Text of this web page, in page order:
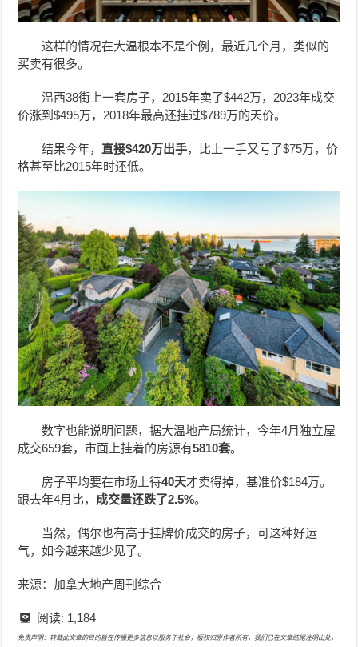
这样的情况在大温根本不是个例，最近几个月，类似的
买卖有很多。
温西38街上一套房子，2015年卖了$442万，2023年成交
价涨到$495万，2018年最高还挂过$789万的天价。
结果今年， 直接$420万出手，比上一手又亏了$75万，价
格甚至比2015年时还低。
数字也能说明问题，据大温地产局统计，今年4月独立屋
成交659套，市面上挂着的房源有5810套。
房子平均要在市场上待40天才卖得掉，基准价$184万。
跟去年4月比， 成交量还跌了2.5%。
当然，偶尔也有高于挂牌价成交的房子，可这种好运
气，如今越来越少见了。
来源：加拿大地产周刊综合
阅读: 1,184
免责声明：转载此文章的目的旨在传播更多信息以服务于社会，版权归原作者所有，我们已在文章结尾注明出处，